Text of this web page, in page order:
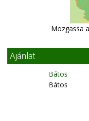
Mozgassa
Ajánlat
Bátos
Bátos